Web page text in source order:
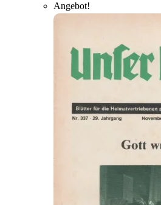
Angebot!